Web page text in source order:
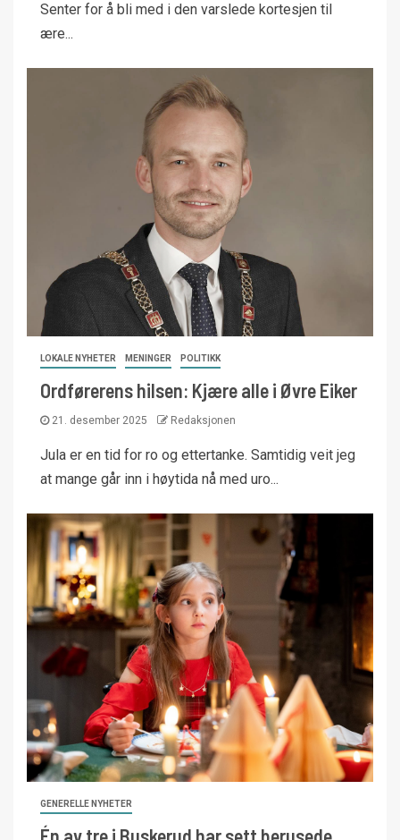
Senter for å bli med i den varslede kortesjen til
ære...
LOKALE NYHETER MENINGER POLITIKK
Ordførerens hilsen: Kjære alle i Øvre Eiker
21. desember 2025 Redaksjonen
Jula er en tid for ro og ettertanke. Samtidig veit jeg
at mange går inn i høytida nå med uro...
GENERELLE NYHETER